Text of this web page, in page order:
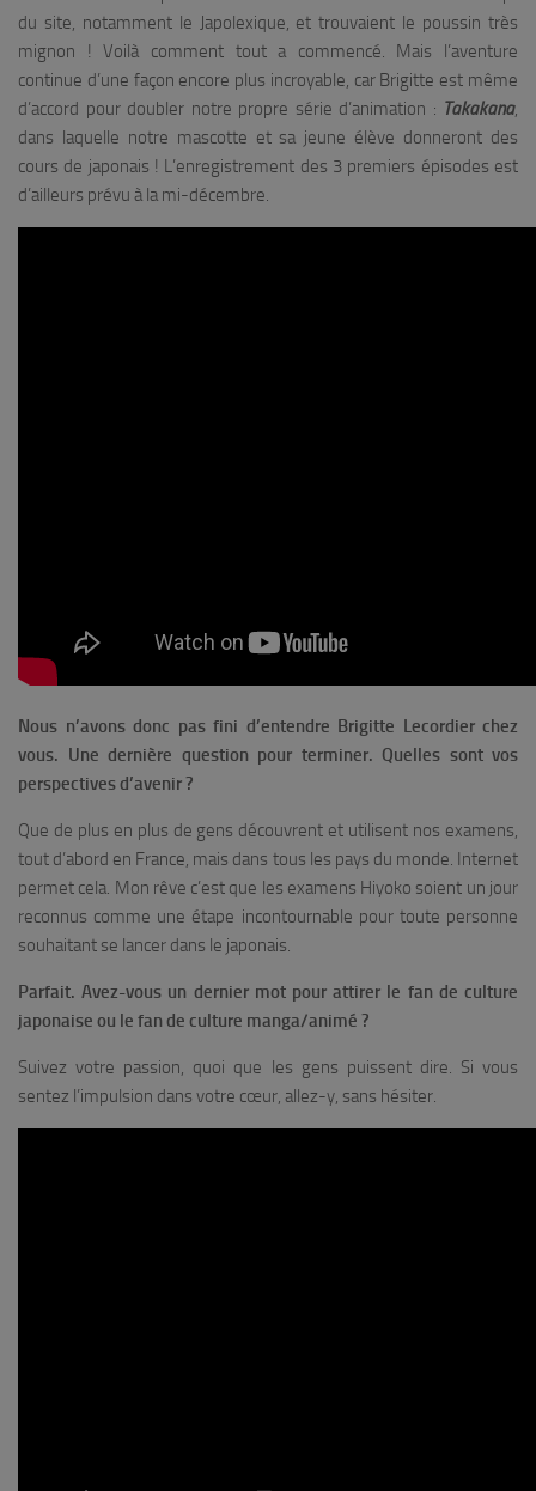
du site, notamment le Japolexique, et trouvaient le poussin très
mignon ! Voilà comment tout a commencé. Mais l’aventure
continue d’une façon encore plus incroyable, car Brigitte est même
d’accord pour doubler notre propre série d’animation : Takakana,
dans laquelle notre mascotte et sa jeune élève donneront des
cours de japonais ! L’enregistrement des 3 premiers épisodes est
d’ailleurs prévu à la mi-décembre.
Nous n’avons donc pas fini d’entendre Brigitte Lecordier chez
vous. Une dernière question pour terminer. Quelles sont vos
perspectives d’avenir ?
Que de plus en plus de gens découvrent et utilisent nos examens,
tout d’abord en France, mais dans tous les pays du monde. Internet
permet cela. Mon rêve c’est que les examens Hiyoko soient un jour
reconnus comme une étape incontournable pour toute personne
souhaitant se lancer dans le japonais.
Parfait. Avez-vous un dernier mot pour attirer le fan de culture
japonaise ou le fan de culture manga/animé ?
Suivez votre passion, quoi que les gens puissent dire. Si vous
sentez l’impulsion dans votre cœur, allez-y, sans hésiter.